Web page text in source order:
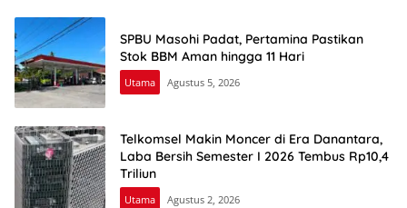
SPBU Masohi Padat, Pertamina Pastikan
Stok BBM Aman hingga 11 Hari
Utama Agustus 5, 2026
Telkomsel Makin Moncer di Era Danantara,
Laba Bersih Semester I 2026 Tembus Rp10,4
Triliun
Utama Agustus 2, 2026